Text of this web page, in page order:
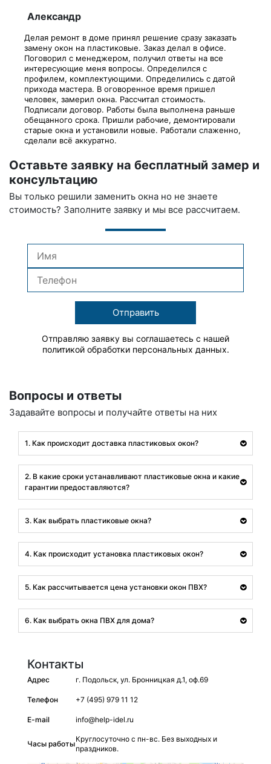
Александр
Делая ремонт в доме принял решение сразу заказать
замену окон на пластиковые. Заказ делал в офисе.
Поговорил с менеджером, получил ответы на все
интересующие меня вопросы. Определился с
профилем, комплектующими. Определились с датой
прихода мастера. В оговоренное время пришел
человек, замерил окна. Рассчитал стоимость.
Подписали договор. Работы была выполнена раньше
обещанного срока. Пришли рабочие, демонтировали
старые окна и установили новые. Работали слаженно,
сделали всё аккуратно.
Оставьте заявку на бесплатный замер и
консультацию
Вы только решили заменить окна но не знаете
стоимость? Заполните заявку и мы все рассчитаем.
Отправить
Отправляю заявку вы соглашаетесь с нашей
политикой обработки персональных данных.
Вопросы и ответы
Задавайте вопросы и получайте ответы на них
1. Как происходит доставка пластиковых окон?
2. В какие сроки устанавливают пластиковые окна и какие
гарантии предоставляются?
3. Как выбрать пластиковые окна?
4. Как происходит установка пластиковых окон?
5. Как рассчитывается цена установки окон ПВХ?
6. Как выбрать окна ПВХ для дома?
Контакты
Адрес г. Подольск, ул. Бронницкая д.1, оф.69
Телефон +7 (495) 979 11 12
E-mail info@help-idel.ru
Часы работы
Круглосуточно с пн-вс. Без выходных и
праздников.